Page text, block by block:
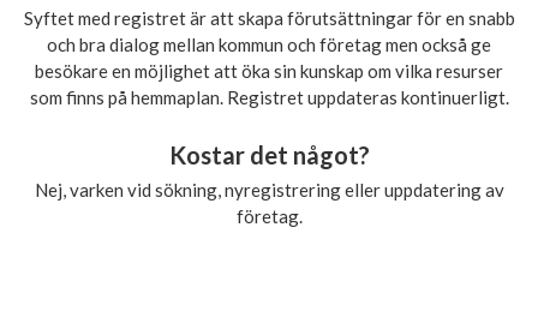
Syftet med registret är att skapa förutsättningar för en snabb
och bra dialog mellan kommun och företag men också ge
besökare en möjlighet att öka sin kunskap om vilka resurser
som finns på hemmaplan. Registret uppdateras kontinuerligt.
Kostar det något?
Nej, varken vid sökning, nyregistrering eller uppdatering av
företag.